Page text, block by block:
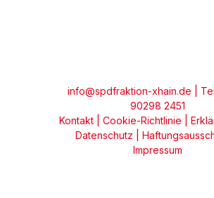
info@spdfraktion-xhain.de |
90298 2451
Kontakt
Cookie-Richtlinie
Datenschutz
Impressum